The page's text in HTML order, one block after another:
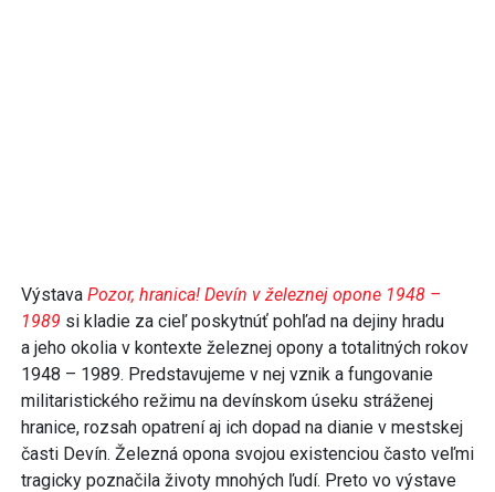
Výstava Pozor, hranica! Devín v železnej opone 1948 –
1989 si kladie za cieľ poskytnúť pohľad na dejiny hradu
a jeho okolia v kontexte železnej opony a totalitných rokov
1948 – 1989. Predstavujeme v nej vznik a fungovanie
militaristického režimu na devínskom úseku stráženej
hranice, rozsah opatrení aj ich dopad na dianie v mestskej
časti Devín. Železná opona svojou existenciou často veľmi
tragicky poznačila životy mnohých ľudí. Preto vo výstave